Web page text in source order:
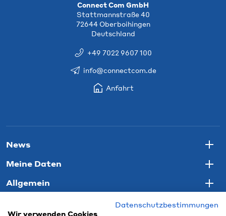
Connect Com GmbH
Stattmannstraße 40
72644 Oberboihingen
Deutschland
+49 7022 9607 100
info@connectcom.de
Anfahrt
News
Meine Daten
Allgemein
Datenschutzbestimmungen
Wir verwenden Cookies